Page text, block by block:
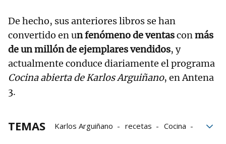
De hecho, sus anteriores libros se han
convertido en un fenómeno de ventasconmás
de un millón de ejemplares vendidos, y
actualmente conduce diariamente el programa
Cocina abierta de Karlos Arguiñano, en Antena
3.
TEMAS Karlos Arguiñano recetas
Cocina